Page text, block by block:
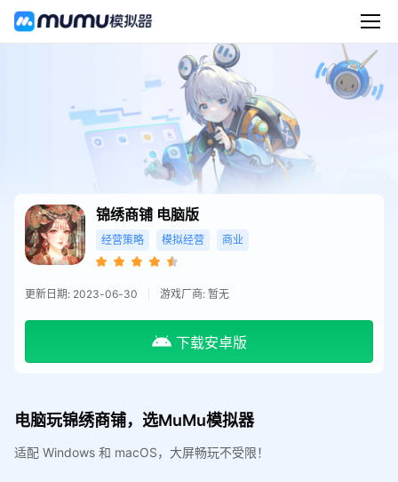
锦绣商铺 电脑版
经营策略 模拟经营 商业
更新日期: 2023-06-30 游戏厂商: 暂无
下载安卓版
电脑玩锦绣商铺，选MuMu模拟器
适配 Windows 和 macOS，大屏畅玩不受限！